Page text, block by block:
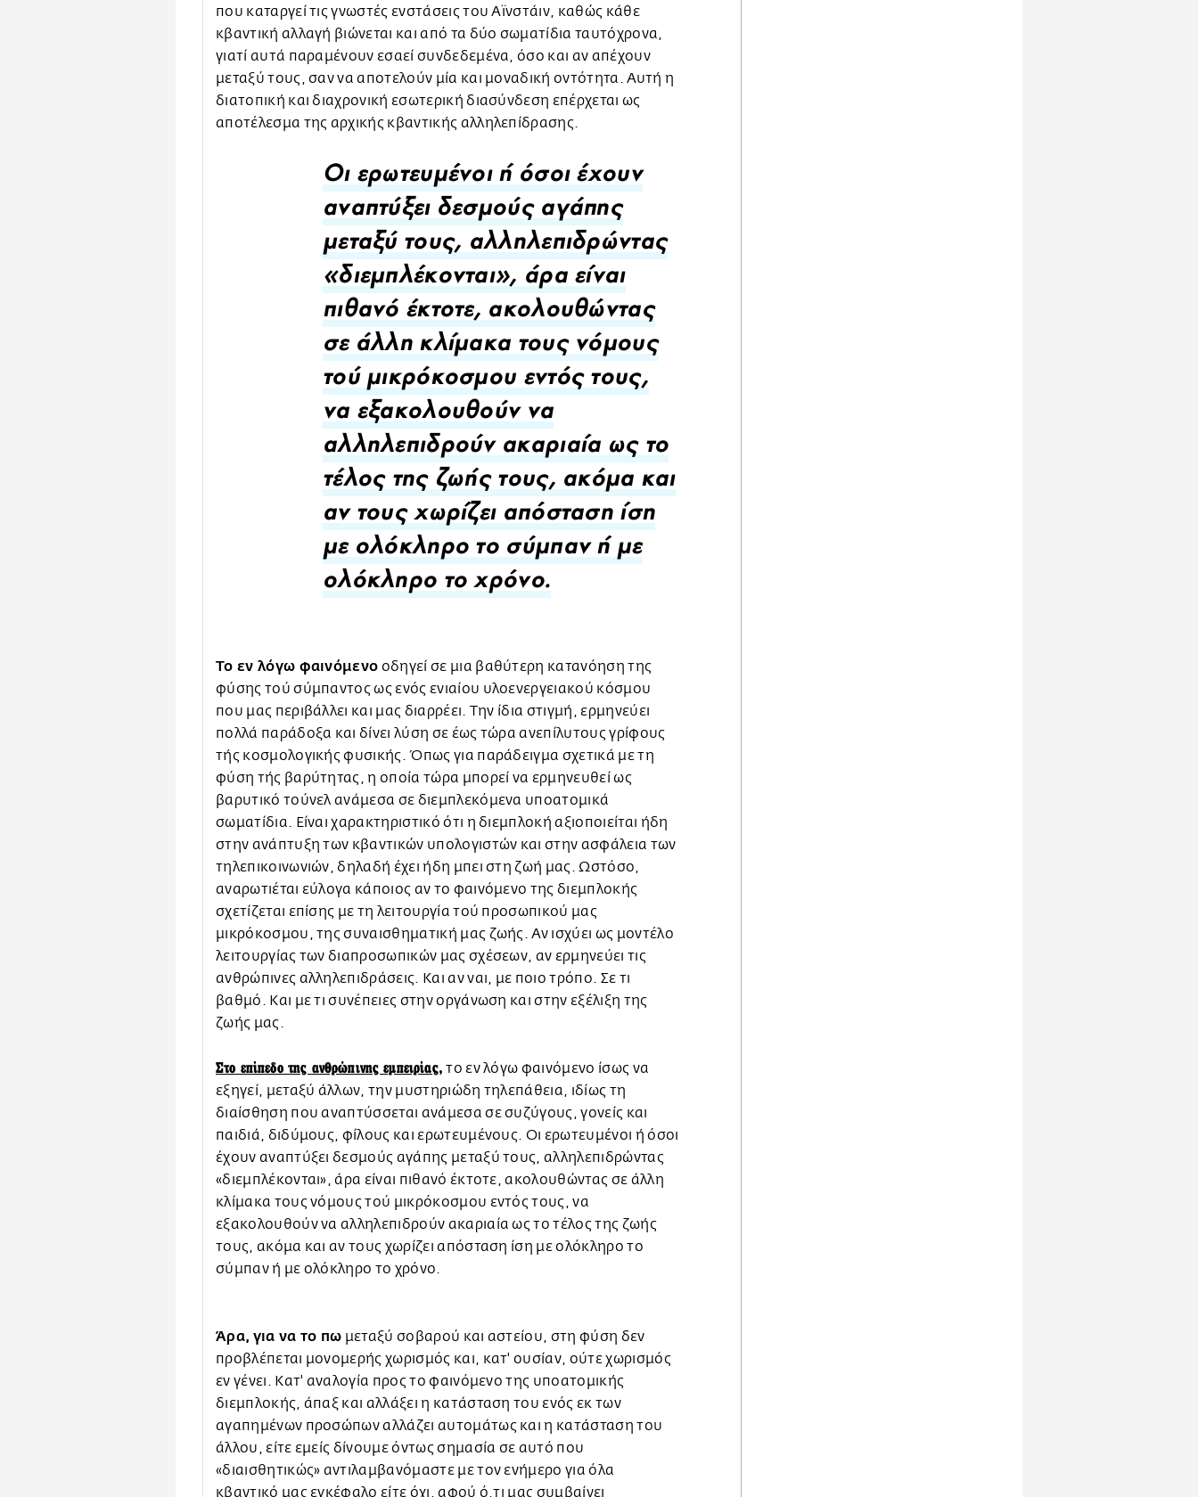
που καταργεί τις γνωστές ενστάσεις του Αϊνστάιν, καθώς κάθε
κβαντική αλλαγή βιώνεται και από τα δύο σωματίδια ταυτόχρονα,
γιατί αυτά παραμένουν εσαεί συνδεδεμένα, όσο και αν απέχουν
μεταξύ τους, σαν να αποτελούν μία και μοναδική οντότητα. Αυτή η
διατοπική και διαχρονική εσωτερική διασύνδεση επέρχεται ως
αποτέλεσμα της αρχικής κβαντικής αλληλεπίδρασης.
Οι ερωτευμένοι ή όσοι έχουν
αναπτύξει δεσμούς αγάπης
μεταξύ τους, αλληλεπιδρώντας
«διεμπλέκονται», άρα είναι
πιθανό έκτοτε, ακολουθώντας
σε άλλη κλίμακα τους νόμους
τού μικρόκοσμου εντός τους,
να εξακολουθούν να
αλληλεπιδρούν ακαριαία ως το
τέλος της ζωής τους, ακόμα και
αν τους χωρίζει απόσταση ίση
με ολόκληρο το σύμπαν ή με
ολόκληρο το χρόνο.
Το εν λόγω φαινόμενο οδηγεί σε μια βαθύτερη κατανόηση της
φύσης τού σύμπαντος ως ενός ενιαίου υλοενεργειακού κόσμου
που μας περιβάλλει και μας διαρρέει. Την ίδια στιγμή, ερμηνεύει
πολλά παράδοξα και δίνει λύση σε έως τώρα ανεπίλυτους γρίφους
τής κοσμολογικής φυσικής. Όπως για παράδειγμα σχετικά με τη
φύση τής βαρύτητας, η οποία τώρα μπορεί να ερμηνευθεί ως
βαρυτικό τούνελ ανάμεσα σε διεμπλεκόμενα υποατομικά
σωματίδια. Είναι χαρακτηριστικό ότι η διεμπλοκή αξιοποιείται ήδη
στην ανάπτυξη των κβαντικών υπολογιστών και στην ασφάλεια των
τηλεπικοινωνιών, δηλαδή έχει ήδη μπει στη ζωή μας. Ωστόσο,
αναρωτιέται εύλογα κάποιος αν το φαινόμενο της διεμπλοκής
σχετίζεται επίσης με τη λειτουργία τού προσωπικού μας
μικρόκοσμου, της συναισθηματική μας ζωής. Αν ισχύει ως μοντέλο
λειτουργίας των διαπροσωπικών μας σχέσεων, αν ερμηνεύει τις
ανθρώπινες αλληλεπιδράσεις. Και αν ναι, με ποιο τρόπο. Σε τι
βαθμό. Και με τι συνέπειες στην οργάνωση και στην εξέλιξη της
ζωής μας.
Στο επίπεδο της ανθρώπινης εμπειρίας, το εν λόγω φαινόμενο ίσως να
εξηγεί, μεταξύ άλλων, την μυστηριώδη τηλεπάθεια, ιδίως τη
διαίσθηση που αναπτύσσεται ανάμεσα σε συζύγους, γονείς και
παιδιά, διδύμους, φίλους και ερωτευμένους. Οι ερωτευμένοι ή όσοι
έχουν αναπτύξει δεσμούς αγάπης μεταξύ τους, αλληλεπιδρώντας
«διεμπλέκονται», άρα είναι πιθανό έκτοτε, ακολουθώντας σε άλλη
κλίμακα τους νόμους τού μικρόκοσμου εντός τους, να
εξακολουθούν να αλληλεπιδρούν ακαριαία ως το τέλος της ζωής
τους, ακόμα και αν τους χωρίζει απόσταση ίση με ολόκληρο το
σύμπαν ή με ολόκληρο το χρόνο.
Άρα, για να το πω μεταξύ σοβαρού και αστείου, στη φύση δεν
προβλέπεται μονομερής χωρισμός και, κατ' ουσίαν, ούτε χωρισμός
εν γένει. Κατ' αναλογία προς το φαινόμενο της υποατομικής
διεμπλοκής, άπαξ και αλλάξει η κατάσταση του ενός εκ των
αγαπημένων προσώπων αλλάζει αυτομάτως και η κατάσταση του
άλλου, είτε εμείς δίνουμε όντως σημασία σε αυτό που
«διαισθητικώς» αντιλαμβανόμαστε με τον ενήμερο για όλα
κβαντικό μας εγκέφαλο είτε όχι, αφού ό,τι μας συμβαίνει